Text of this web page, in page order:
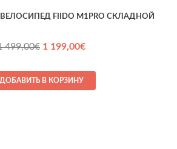
FIIDO M1PRO СКЛАДНОЙ
499,00€ Первоначальная
составляла
1 499,00€.
1 199,00€Текущая
1 199,00€.
ДОБАВИТЬ В КОРЗИНУ